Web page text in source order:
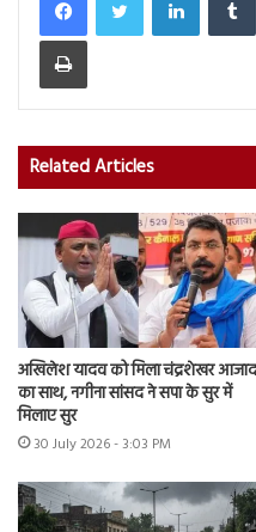
Print
Related Articles
अखिलेश यादव को मिला चंद्रशेखर आजाद
का साथ, नगीना सांसद ने सपा के सुर में
मिलाए सुर
30 July 2026 - 3:03 PM